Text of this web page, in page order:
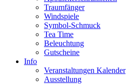
Traumfänger
Windspiele
Symbol-Schmuck
Tea Time
Beleuchtung
Gutscheine
Info
Veranstaltungen Kalender
Ausstellung